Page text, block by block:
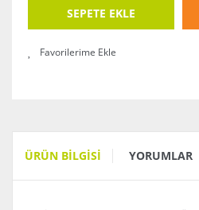
SEPETE EKLE
ÜRÜN BILGISI YORUMLAR